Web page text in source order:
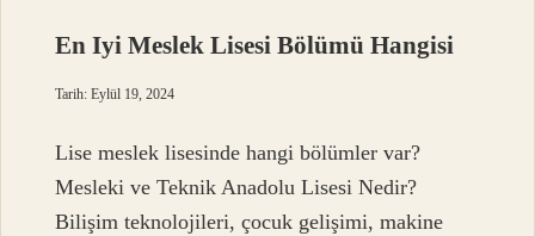
En Iyi Meslek Lisesi Bölümü Hangisi
Tarih: Eylül 19, 2024
Lise meslek lisesinde hangi bölümler var?
Mesleki ve Teknik Anadolu Lisesi Nedir?
Bilişim teknolojileri, çocuk gelişimi, makine